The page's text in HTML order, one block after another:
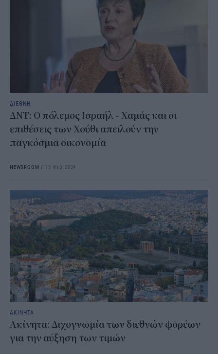
ΔΙΕΘΝΗ
ΔΝΤ: Ο πόλεμος Ισραήλ - Χαμάς και οι
επιθέσεις των Χούθι απειλούν την
παγκόσμια οικονομία
NEWSROOM / 13 Φεβ 2024
ΑΚΙΝΗΤΑ
Ακίνητα: Διχογνωμία των διεθνών φορέων
για την αύξηση των τιμών